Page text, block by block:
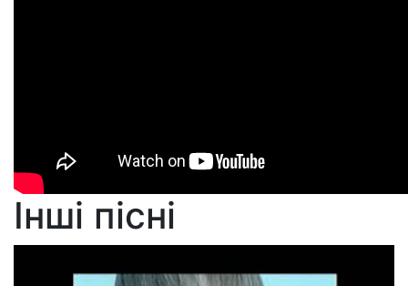
Інші пісні